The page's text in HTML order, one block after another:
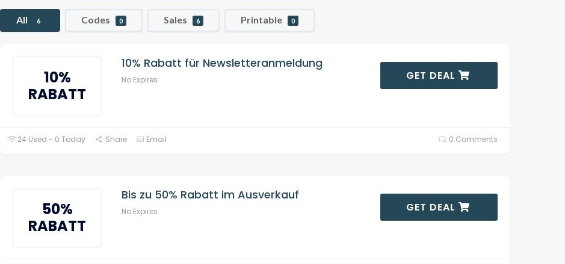
All 6 Codes 0 Sales 6 Printable 0
10%
RABATT
10% Rabatt für Newsletteranmeldung
No Expires GET DEAL
24 Used - 0 Today Share Email 0 Comments
50%
RABATT
Bis zu 50% Rabatt im Ausverkauf
No Expires GET DEAL